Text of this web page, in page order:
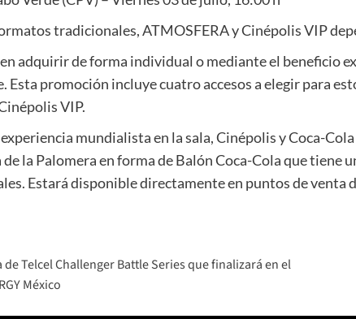
tradicionales, ATMOSFERA y Cinépolis VIP
adquirir de forma individual o mediante el beneficio
Esta promoción incluye cuatro accesos a elegir para
VIP.
mundialista en la sala, Cinépolis y Coca-
la Palomera en forma de Balón Coca-Cola que
Estará disponible directamente en puntos de venta
Telcel Challenger Battle Series que finalizará en el
México